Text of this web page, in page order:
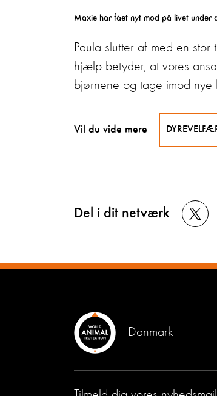
Maxie har fået nyt mod på livet under
Paula slutter af med en stor
hjælp betyder, at vores
bjørnene og tage imod nye
Vil du vide mere
Del i dit netværk
Danmark